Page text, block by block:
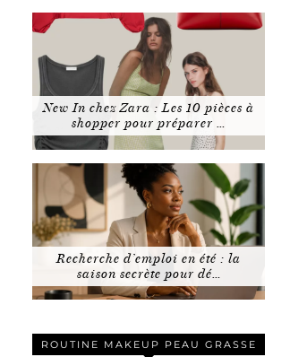
New In chez Zara : Les 10 pièces à
shopper pour préparer …
Recherche d’emploi en été : la
saison secrète pour dé…
ROUTINE MAKEUP PEAU GRASSE